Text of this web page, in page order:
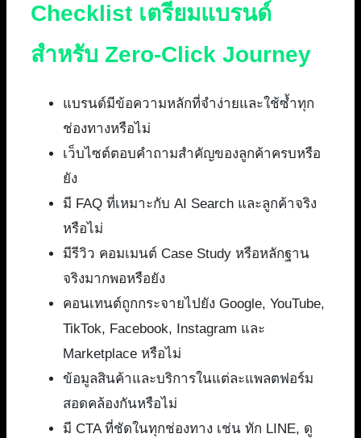
Checklist เตรียมแบรนด์
สำหรับ Zero-Click Journey
แบรนด์มีข้อความหลักที่จำง่ายและใช้ซ้ำทุก
ช่องทางหรือไม่
เว็บไซต์ตอบคำถามสำคัญของลูกค้าครบหรือ
ยัง
มี FAQ ที่เหมาะกับ AI Search และลูกค้าจริง
หรือไม่
มีรีวิว คอมเมนต์ Case Study หรือหลักฐาน
จริงมากพอหรือยัง
คอนเทนต์ถูกกระจายไปยัง Google, YouTube,
TikTok, Facebook, Instagram และ
Marketplace หรือไม่
ข้อมูลสินค้าและบริการในแต่ละแพลตฟอร์ม
สอดคล้องกันหรือไม่
มี CTA ที่ชัดในทุกช่องทาง เช่น ทัก LINE, ดู